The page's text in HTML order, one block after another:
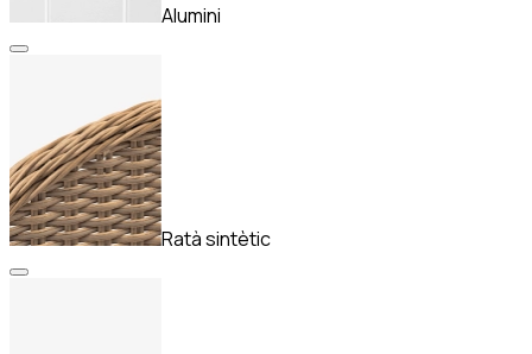
Alumini
Ratà sintètic